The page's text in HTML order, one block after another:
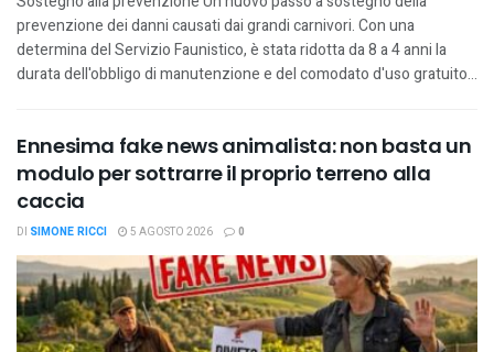
prevenzione dei danni causati dai grandi carnivori. Con una
determina del Servizio Faunistico, è stata ridotta da 8 a 4 anni la
durata dell'obbligo di manutenzione e del comodato d'uso gratuito...
Ennesima fake news animalista: non basta un
modulo per sottrarre il proprio terreno alla
caccia
DI SIMONE RICCI 5 AGOSTO 2026 0